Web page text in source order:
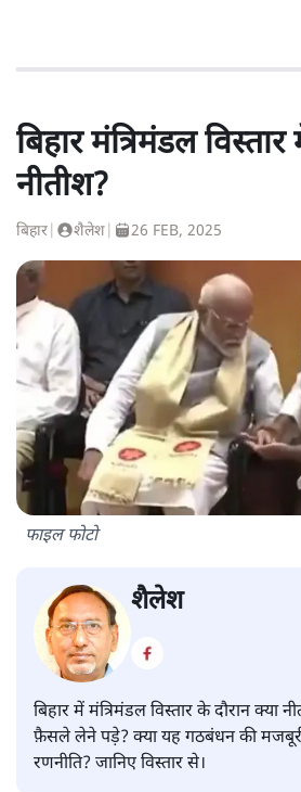
बिहार मंत्रिमंडल
नीतीश?
बिहार शैलेश 26 FEB, 2025
फाइल फोटो
शैलेश
बिहार में मंत्रिमंडल विस्तार के दौरान क्या
फ़ैसले लेने पड़े? क्या यह गठबंधन की मजबूरी
रणनीति? जानिए विस्तार से।